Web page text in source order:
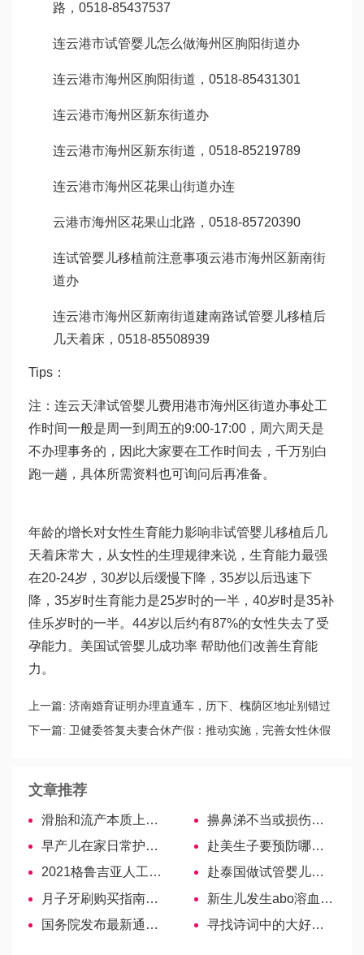
路，0518-85437537
连云港市试管婴儿怎么做海州区朐阳街道办
连云港市海州区朐阳街道，0518-85431301
连云港市海州区新东街道办
连云港市海州区新东街道，0518-85219789
连云港市海州区花果山街道办连
云港市海州区花果山北路，0518-85720390
连试管婴儿移植前注意事项云港市海州区新南街
道办
连云港市海州区新南街道建南路试管婴儿移植后
几天着床 ，0518-85508939
Tips：
注：连云天津试管婴儿费用港市海州区街道办事处工
作时间一般是周一到周五的9:00-17:00，周六周天是
不办理事务的，因此大家要在工作时间去，千万别白
跑一趟，具体所需资料也可询问后再准备。
年龄的增长对女性生育能力影响非试管婴儿移植后几
天着床常大，从女性的生理规律来说，生育能力最强
在20-24岁，30岁以后缓慢下降，35岁以后迅速下
降，35岁时生育能力是25岁时的一半，40岁时是35补
佳乐岁时的一半。44岁以后约有87%的女性失去了受
孕能力。美国试管婴儿成功率 帮助他们改善生育能
力。
上一篇: 济南婚育证明办理直通车，历下、槐荫区地址别错过
下一篇: 卫健委答复夫妻合休产假：推动实施，完善女性休假
文章推荐
滑胎和流产本质上有区别，需不需要清完全宫因人而异
擤鼻涕不当或损伤听力，如何教宝宝正确擤鼻涕
早产儿在家日常护理指南，各阶段喂养方式大不相同-美国试管婴儿
赴美生子要预防哪些事情发生？
2021格鲁吉亚人工授精费用汇总，原来钱都花在这些地方
赴泰国做试管婴儿须知：男女生育方式的选择大不同
月子牙刷购买指南，看看什么品牌更适合你
新生儿发生abo溶血的原因很简单，和父母血型脱不了干系
国务院发布最新通知，未成年人网络游戏需电子身份认证
寻找诗词中的大好河山，小学生写给春天的诗有多可爱